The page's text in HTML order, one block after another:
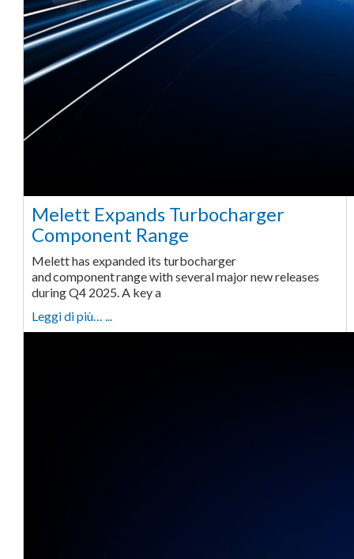
Melett Expands Turbocharger
Component Range
Melett has expanded its turbocharger
and component range with several major new releases
during Q4 2025. A key a
Leggi di più… ...